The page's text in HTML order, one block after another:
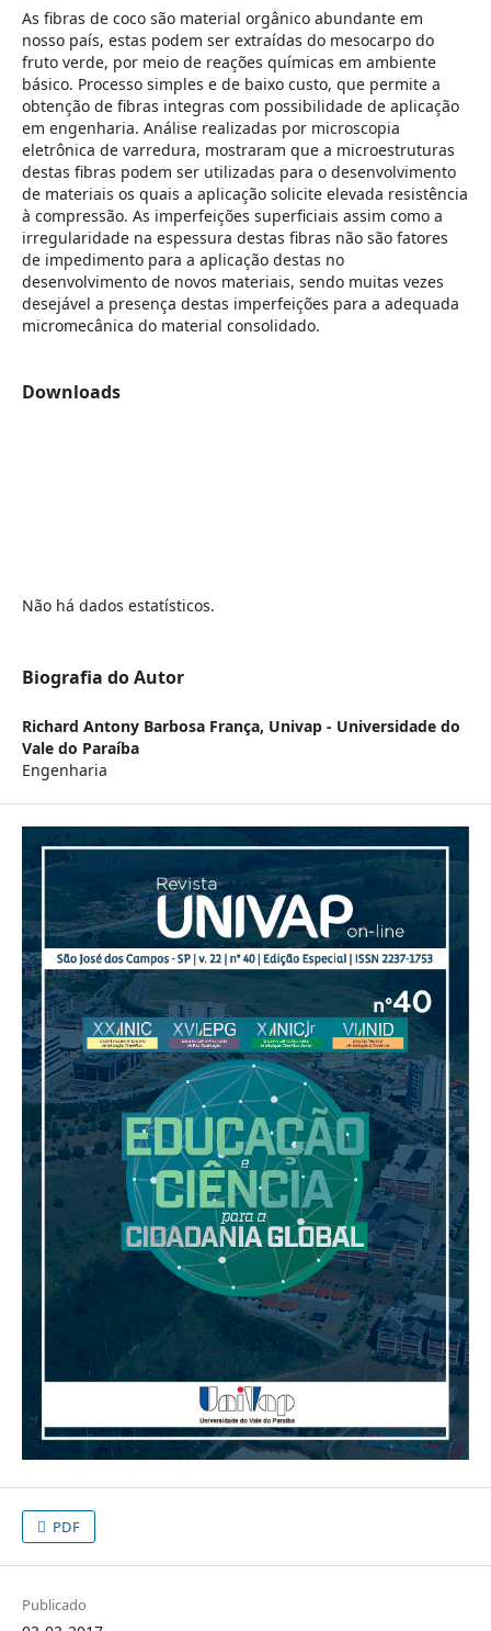
As fibras de coco são material orgânico abundante em
nosso país, estas podem ser extraídas do mesocarpo do
fruto verde, por meio de reações químicas em ambiente
básico. Processo simples e de baixo custo, que permite a
obtenção de fibras integras com possibilidade de aplicação
em engenharia. Análise realizadas por microscopia
eletrônica de varredura, mostraram que a microestruturas
destas fibras podem ser utilizadas para o desenvolvimento
de materiais os quais a aplicação solicite elevada resistência
à compressão. As imperfeições superficiais assim como a
irregularidade na espessura destas fibras não são fatores
de impedimento para a aplicação destas no
desenvolvimento de novos materiais, sendo muitas vezes
desejável a presença destas imperfeições para a adequada
micromecânica do material consolidado.
Downloads
Não há dados estatísticos.
Biografia do Autor
Richard Antony Barbosa França, Univap - Universidade do
Vale do Paraíba
Engenharia
PDF
Publicado